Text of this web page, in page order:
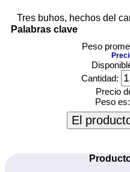
Tres buhos, hechos del
Palabras clave
Peso
Cantidad:
Precio
Peso es:
El